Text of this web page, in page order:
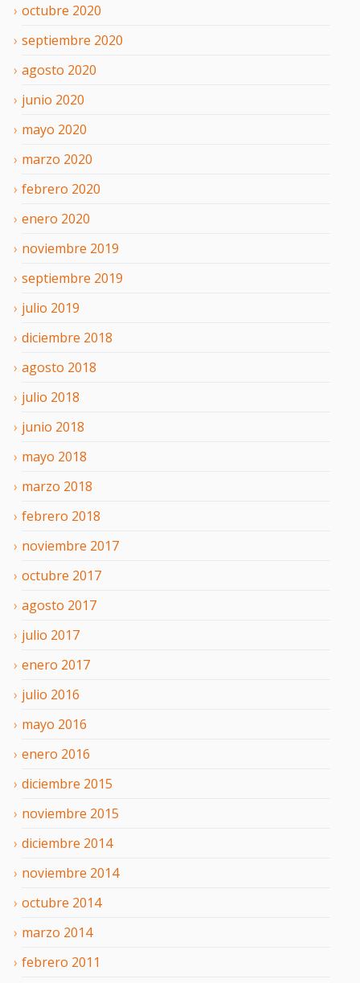
octubre 2020
septiembre 2020
agosto 2020
junio 2020
mayo 2020
marzo 2020
febrero 2020
enero 2020
noviembre 2019
septiembre 2019
julio 2019
diciembre 2018
agosto 2018
julio 2018
junio 2018
mayo 2018
marzo 2018
febrero 2018
noviembre 2017
octubre 2017
agosto 2017
julio 2017
enero 2017
julio 2016
mayo 2016
enero 2016
diciembre 2015
noviembre 2015
diciembre 2014
noviembre 2014
octubre 2014
marzo 2014
febrero 2011